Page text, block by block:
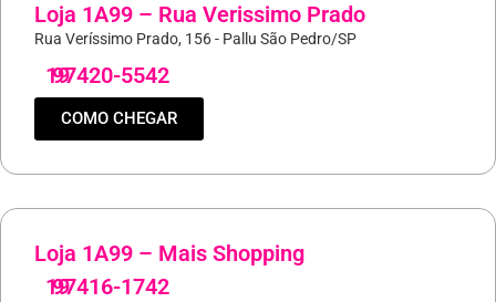
Loja 1A99 – Rua Verissimo Prado
Rua Veríssimo Prado, 156 - Pallu São Pedro/SP
19
97420-5542
COMO CHEGAR
Loja 1A99 – Mais Shopping
19
97416-1742